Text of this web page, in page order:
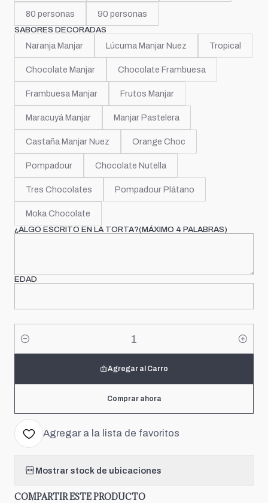
80 personas 90 personas
SABORES DECORADAS
Naranja Manjar Lúcuma Manjar Nuez Tropical
Chocolate Manjar Chocolate Frambuesa
Frambuesa Manjar Frutos Manjar
Maracuyá Manjar Manjar Pastelera
Castaña Manjar Nuez Orange Choc
Pompadour Chocolate Nutella
Tres Chocolates Pompadour Plátano
Moka Chocolate
¿ALGO ESCRITO EN LA TORTA?(MÁXIMO 4 PALABRAS)
EDAD
Cantidad
Agregar al Carro
Comprar ahora
Agregar a la lista de favoritos
Mostrar stock de ubicaciones
COMPARTIR ESTE PRODUCTO